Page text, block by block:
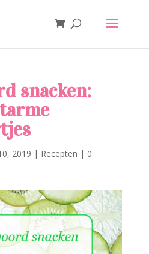
snacken:
2019 | Recepten | 0